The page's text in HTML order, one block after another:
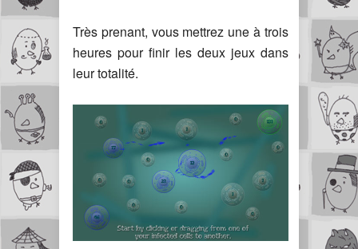
Très prenant, vous mettrez une à trois
heures pour finir les deux jeux dans
leur totalité.